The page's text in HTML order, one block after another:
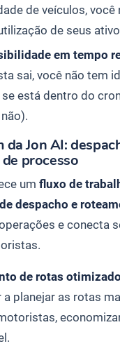
de veículos, você
de seus
em tempo
sai, você não tem
se está dentro do
da Jon AI:
processo
um fluxo de
despacho e
e conecta
de rotas
a planejar as rotas